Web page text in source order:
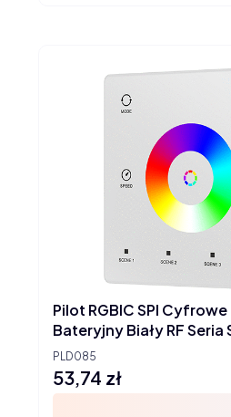
PLD085
Pilot RGBIC SPI Cyfrowe
Bateryjny Biały RF Seria
Cena
53,74 zł